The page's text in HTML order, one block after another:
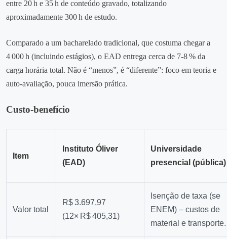
entre 20 h e 35 h de conteúdo gravado, totalizando
aproximadamente 300 h de estudo.
Comparado a um bacharelado tradicional, que costuma chegar a
4 000 h (incluindo estágios), o EAD entrega cerca de 7‑8 % da
carga horária total. Não é “menos”, é “diferente”: foco em teoria e
auto‑avaliação, pouca imersão prática.
Custo‑benefício
Item
Instituto Óliver
(EAD)
Universidade
presencial (pública)
Valor total
R$ 3.697,97
(12× R$ 405,31)
Isenção de taxa (se
ENEM) – custos de
material e transporte.